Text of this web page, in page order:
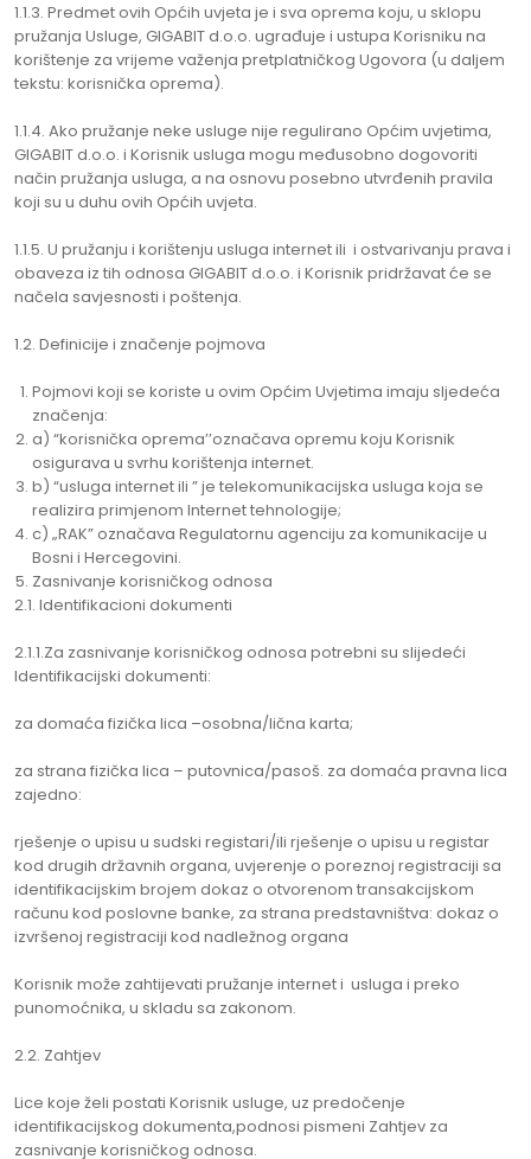
1.1.3. Predmet ovih Općih uvjeta je i sva oprema koju, u sklopu
pružanja Usluge, GIGABIT d.o.o. ugrađuje i ustupa Korisniku na
korištenje za vrijeme važenja pretplatničkog Ugovora (u daljem
tekstu: korisnička oprema).
1.1.4. Ako pružanje neke usluge nije regulirano Općim uvjetima,
GIGABIT d.o.o. i Korisnik usluga mogu međusobno dogovoriti
način pružanja usluga, a na osnovu posebno utvrđenih pravila
koji su u duhu ovih Općih uvjeta.
1.1.5. U pružanju i korištenju usluga internet ili i ostvarivanju prava i
obaveza iz tih odnosa GIGABIT d.o.o. i Korisnik pridržavat će se
načela savjesnosti i poštenja.
1.2. Definicije i značenje pojmova
Pojmovi koji se koriste u ovim Općim Uvjetima imaju sljedeća
značenja:
a) “korisnička oprema’’označava opremu koju Korisnik
osigurava u svrhu korištenja internet.
b) “usluga internet ili ” je telekomunikacijska usluga koja se
realizira primjenom Internet tehnologije;
c) „RAK” označava Regulatornu agenciju za komunikacije u
Bosni i Hercegovini.
Zasnivanje korisničkog odnosa
2.1. Identifikacioni dokumenti
2.1.1.Za zasnivanje korisničkog odnosa potrebni su slijedeći
Identifikacijski dokumenti:
za domaća fizička lica –osobna/lična karta;
za strana fizička lica – putovnica/pasoš. za domaća pravna lica
zajedno:
rješenje o upisu u sudski registari/ili rješenje o upisu u registar
kod drugih državnih organa, uvjerenje o poreznoj registraciji sa
identifikacijskim brojem dokaz o otvorenom transakcijskom
računu kod poslovne banke, za strana predstavništva: dokaz o
izvršenoj registraciji kod nadležnog organa
Korisnik može zahtijevati pružanje internet i usluga i preko
punomoćnika, u skladu sa zakonom.
2.2. Zahtjev
Lice koje želi postati Korisnik usluge, uz predočenje
identifikacijskog dokumenta,podnosi pismeni Zahtjev za
zasnivanje korisničkog odnosa.